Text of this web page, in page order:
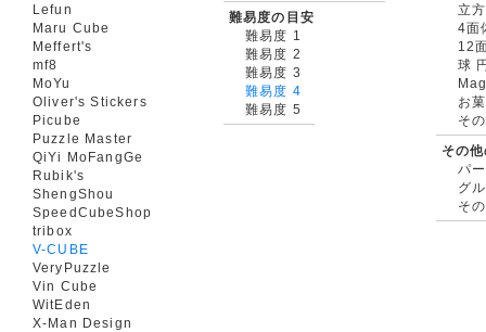
Lefun
Maru Cube
Meffert's
mf8
MoYu
Oliver's Stickers
Picube
Puzzle Master
QiYi MoFangGe
Rubik's
ShengShou
SpeedCubeShop
tribox
V-CUBE
VeryPuzzle
Vin Cube
WitEden
X-Man Design
難易度の目安
難易度 1
難易度 2
難易度 3
難易度 4
難易度 5
立
4面
12
球
お
そ
その
パ
グ
そ